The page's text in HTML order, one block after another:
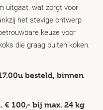
uitgaat, wat zorgt voor
het stevige ontwerp
keuze voor
die graag buiten koken.
besteld, binnen
€ 100,- bij max. 24 kg